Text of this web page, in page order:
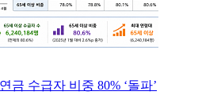
금 수급자 비중 80% ‘돌파’